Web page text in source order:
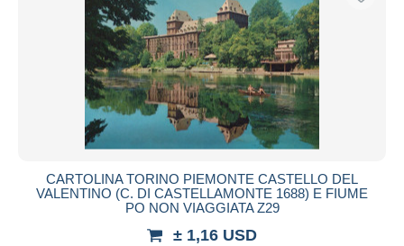
CARTOLINA TORINO PIEMONTE CASTELLO DEL
VALENTINO (C. DI CASTELLAMONTE 1688) E FIUME
PO NON VIAGGIATA Z29
± 1,16 USD